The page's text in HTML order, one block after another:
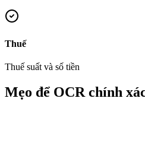
Thuế
Thuế suất và số tiền
Mẹo để OCR chính